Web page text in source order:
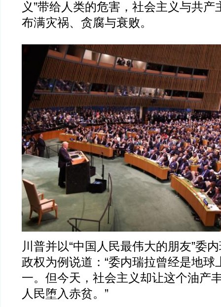
义”带给人类的危害，社会主义与共产
布满灾祸、贪腐与衰败。
川普并以“中国人民最伟大的朋友”委
政权为例说道：“委内瑞拉曾经是地球
一。但今天，社会主义却让这个油产
人民堕入赤贫。”